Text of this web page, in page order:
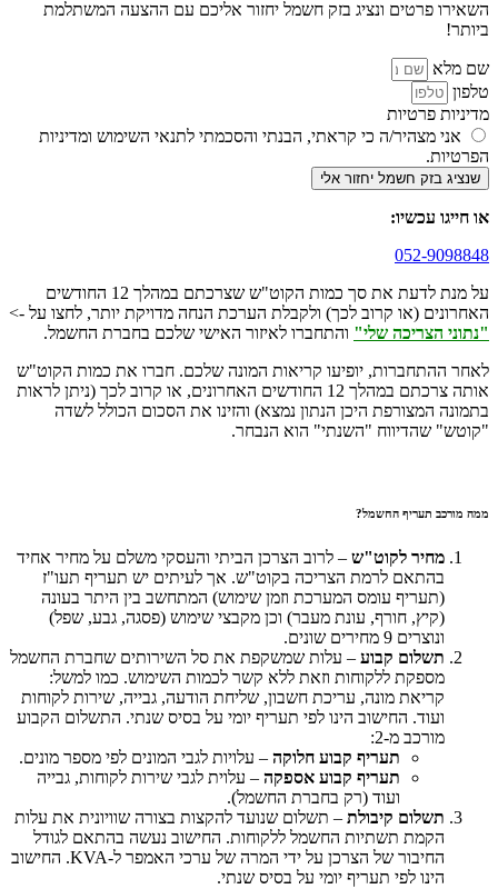
השאירו פרטים ונציג בזק חשמל יחזור אליכם עם ההצעה המשתלמת
ביותר!
שם מלא
טלפון
מדיניות פרטיות
אני מצהיר/ה כי קראתי, הבנתי והסכמתי לתנאי השימוש ומדיניות
הפרטיות.
שנציג בזק חשמל יחזור אלי
או חייגו עכשיו:
052-9098848
על מנת לדעת את סך כמות הקוט"ש שצרכתם במהלך 12 החודשים
האחרונים (או קרוב לכך) ולקבלת הערכת הנחה מדויקת יותר, לחצו על ->
"נתוני הצריכה שלי" והתחברו לאיזור האישי שלכם בחברת החשמל.
לאחר ההתחברות, יופיעו קריאות המונה שלכם. חברו את כמות הקוט"ש
אותה צרכתם במהלך 12 החודשים האחרונים, או קרוב לכך (ניתן לראות
בתמונה המצורפת היכן הנתון נמצא) והזינו את הסכום הכולל לשדה
"קוטש" שהדיווח "השנתי" הוא הנבחר.
ממה מורכב תעריף החשמל?
מחיר לקוט"ש – לרוב הצרכן הביתי והעסקי משלם על מחיר אחיד
בהתאם לרמת הצריכה בקוט"ש. אך לעיתים יש תעריף תעו"ז
(תעריף עומס המערכת וזמן שימוש) המתחשב בין היתר בעונה
(קיץ, חורף, עונת מעבר) וכן מקבצי שימוש (פסגה, גבע, שפל)
ונוצרים 9 מחירים שונים.
תשלום קבוע – עלות שמשקפת את סל השירותים שחברת החשמל
מספקת ללקוחות וזאת ללא קשר לכמות השימוש. כמו למשל:
קריאת מונה, עריכת חשבון, שליחת הודעה, גבייה, שירות לקוחות
ועוד. החישוב הינו לפי תעריף יומי על בסיס שנתי. התשלום הקבוע
מורכב מ-2:
תעריף קבוע חלוקה – עלויות לגבי המונים לפי מספר מונים.
תעריף קבוע אספקה – עלוית לגבי שירות לקוחות, גבייה
ועוד (רק בחברת החשמל).
תשלום קיבולת – תשלום שנועד להקצות בצורה שוויונית את עלות
הקמת תשתיות החשמל ללקוחות. החישוב נעשה בהתאם לגודל
החיבור של הצרכן על ידי המרה של ערכי האמפר ל-KVA. החישוב
הינו לפי תעריף יומי על בסיס שנתי.